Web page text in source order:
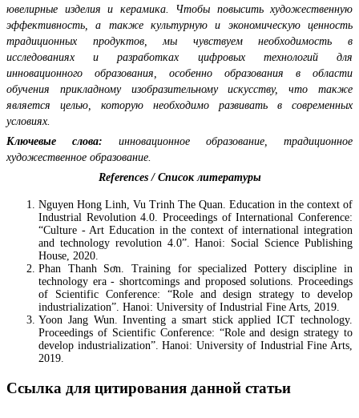
ювелирные изделия и керамика. Чтобы повысить художественную
эффективность, а также культурную и экономическую ценность
традиционных продуктов, мы чувствуем необходимость в
исследованиях и разработках цифровых технологий для
инновационного образования, особенно образования в области
обучения прикладному изобразительному искусству, что также
является целью, которую необходимо развивать в современных
условиях.
Ключевые слова: инновационное образование, традиционное
художественное образование.
References / Список литературы
Nguyen Hong Linh, Vu Trinh The Quan. Education in the context of
Industrial Revolution 4.0. Proceedings of International Conference:
“Culture - Art Education in the context of international integration
and technology revolution 4.0”. Hanoi: Social Science Publishing
House, 2020.
Phan Thanh Sơn. Training for specialized Pottery discipline in
technology era - shortcomings and proposed solutions. Proceedings
of Scientific Conference: “Role and design strategy to develop
industrialization”. Hanoi: University of Industrial Fine Arts, 2019.
Yoon Jang Wun. Inventing a smart stick applied ICT technology.
Proceedings of Scientific Conference: “Role and design strategy to
develop industrialization”. Hanoi: University of Industrial Fine Arts,
2019.
Ссылка для цитирования данной статьи